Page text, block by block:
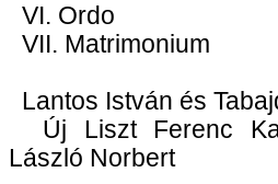
VI. Ordo
VII. Matrimonium
Lantos István és
Új Liszt Ferenc
László Norbert